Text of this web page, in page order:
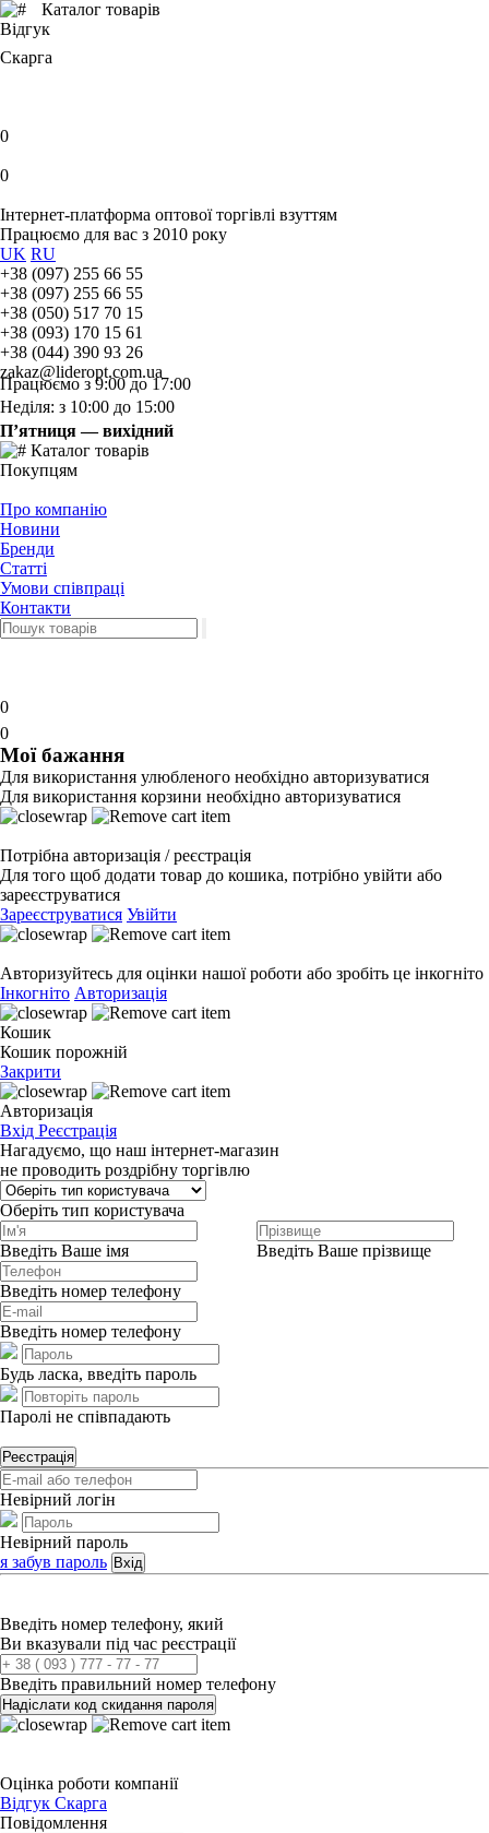
Каталог товарів
Відгук
Скарга
0
0
Інтернет-платформа оптової торгівлі взуттям
Працюємо для вас з 2010 року
UK RU
+38 (097) 255 66 55
+38 (097) 255 66 55
+38 (050) 517 70 15
+38 (093) 170 15 61
+38 (044) 390 93 26
zakaz@lideropt.com.ua
Працюємо з 9:00 до 17:00
Неділя: з 10:00 до 15:00
П’ятниця — вихідний
Каталог товарів
Покупцям
Про компанію
Новини
Бренди
Статті
Умови співпраці
Контакти
0
0
Мої бажання
Для використання улюбленого необхідно авторизуватися
Для використання корзини необхідно авторизуватися
Потрібна авторизація / реєстрація
Для того щоб додати товар до кошика, потрібно увійти або
зареєструватися
Зареєструватися Увійти
Авторизуйтесь для оцінки нашої роботи або зробіть це інкогніто
Інкогніто Авторизація
Кошик
Кошик порожній
Закрити
Авторизація
Вхід Реєстрація
Нагадуємо, що наш інтернет-магазин
не проводить роздрібну торгівлю
Оберіть тип користувача
Введіть Ваше імя Введіть Ваше прізвище
Введіть номер телефону
Введіть номер телефону
Будь ласка, введіть пароль
Паролі не співпадають
Реєстрація
Невірний логін
Невірний пароль
я забув пароль Вхід
Введіть номер телефону, який
Ви вказували під час реєстрації
Введіть правильний номер телефону
Надіслати код скидання пароля
Оцінка роботи компанії
Відгук Скарга
Повідомлення